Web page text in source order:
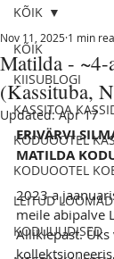
KÕIK
KIISUBLOGI
KASSITOA
KODUOOTEL
KODUOOTEL
LEITUD LOOMAD
KODUUUDISED
KÕIK
Matilda - ~4-
(Kassituba,
Nov 11, 2025 1 min
Updated:Apr 17
ERIVÄRVI
MATILDA
2023 a
meile abipalve
Alliklepast. Üks